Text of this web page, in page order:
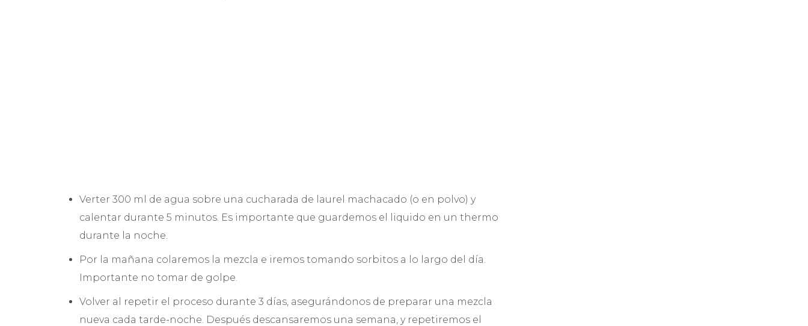
Verter 300 ml de agua sobre una cucharada de laurel machacado (o en polvo) y
calentar durante 5 minutos. Es importante que guardemos el liquido en un thermo
durante la noche.
Por la mañana colaremos la mezcla e iremos tomando sorbitos a lo largo del día.
Importante no tomar de golpe.
Volver al repetir el proceso durante 3 días, asegurándonos de preparar una mezcla
nueva cada tarde-noche. Después descansaremos una semana, y repetiremos el